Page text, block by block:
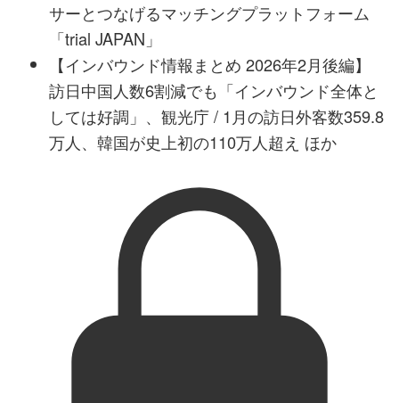
サーとつなげるマッチングプラットフォーム
「trial JAPAN」
【インバウンド情報まとめ 2026年2月後編】
訪日中国人数6割減でも「インバウンド全体と
しては好調」、観光庁 / 1月の訪日外客数359.8
万人、韓国が史上初の110万人超え ほか